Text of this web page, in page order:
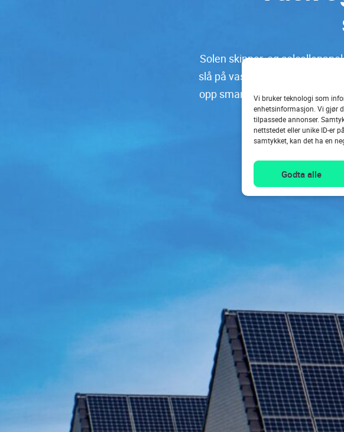
Vi bruker teknologi som
enhetsinformasjon. Vi gjør
tilpassede annonser.
nettstedet eller unike ID-er
samtykket, kan det ha en
Godta alle
Solen skinner, og
slå på vaskemaskinen,
opp smarte oppgaver for
du har nok